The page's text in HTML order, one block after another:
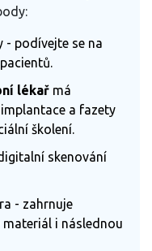
- podívejte se na
lékař má
a fazety
školení.
skenování
- zahrnuje
i následnou